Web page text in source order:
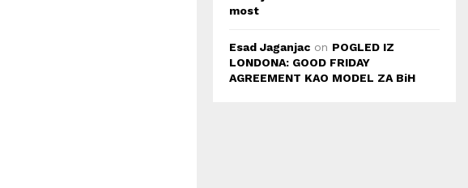
most
Esad Jaganjac on POGLED IZ
LONDONA: GOOD FRIDAY
AGREEMENT KAO MODEL ZA BiH